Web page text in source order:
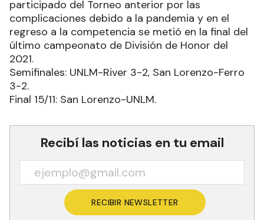
participado del Torneo anterior por las
complicaciones debido a la pandemia y en el
regreso a la competencia se metió en la final del
último campeonato de División de Honor del
2021.
Semifinales: UNLM-River 3-2, San Lorenzo-Ferro
3-2.
Final 15/11: San Lorenzo-UNLM.
Recibí las noticias en tu email
RECIBIR NEWSLETTER